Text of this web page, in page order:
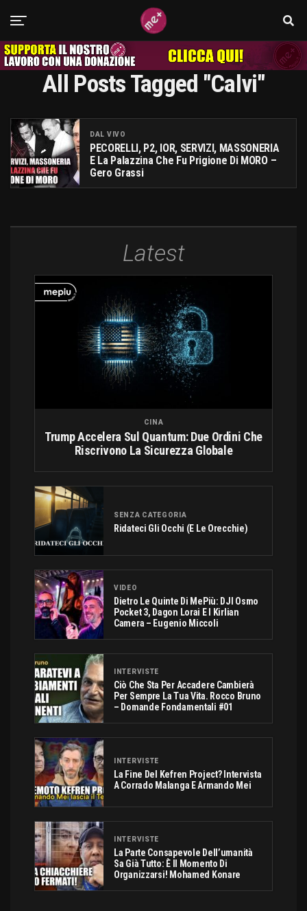
All Posts Tagged "calvi"
DAL VIVO
PECORELLI, P2, IOR, SERVIZI, MASSONERIA
E La Palazzina Che Fu Prigione Di MORO –
Gero Grassi
Latest
CINA
Trump Accelera Sul Quantum: Due Ordini Che
Riscrivono La Sicurezza Globale
SENZA CATEGORIA
Ridateci Gli Occhi (e Le Orecchie)
VIDEO
Dietro Le Quinte Di MePiù: DJI Osmo
Pocket 3, Dagon Lorai E I Kirlian
Camera – Eugenio Miccoli
INTERVISTE
Ciò Che Sta Per Accadere Cambierà
Per Sempre La Tua Vita. Rocco Bruno
– Domande Fondamentali #01
INTERVISTE
La Fine Del Kefren Project? Intervista
A Corrado Malanga E Armando Mei
INTERVISTE
La Parte Consapevole Dell’umanità
Sa Già Tutto: È Il Momento Di
Organizzarsi! Mohamed Konare